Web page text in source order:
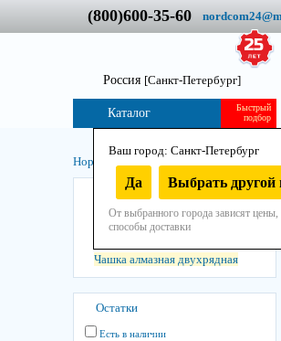
(800)600-35-60
Россия [Санкт-Петербург]
Ваш город: Санкт-Петербург
Да Выбрать другой
От выбранного города зависят цены,
способы доставки
Быстрый
подбор
Каталог
Нордком Инструмент Остнастно-
Круг алмазный
Коронка алмазная
Чашка алмазная двухрядная
Остатки
Есть в наличии